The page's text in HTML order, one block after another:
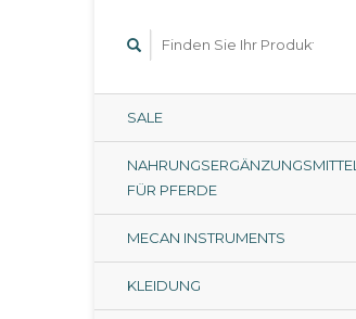
SALE
NAHRUNGSERGÄNZUNGSMITTEL
FÜR PFERDE
MECAN INSTRUMENTS
KLEIDUNG